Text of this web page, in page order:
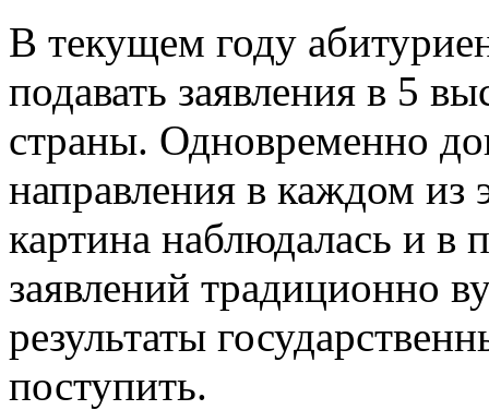
В текущем году
подавать заявления в 5
страны. Одновременно
направления в каждом из
картина наблюдалась и
заявлений традиционно
результаты
поступить.